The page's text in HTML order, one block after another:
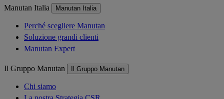
Manutan Italia Manutan Italia
Perché scegliere Manutan
Soluzione grandi clienti
Manutan Expert
Il Gruppo Manutan Il Gruppo Manutan
Chi siamo